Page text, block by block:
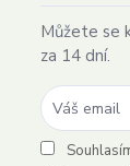
Můžete se
za 14 dní.